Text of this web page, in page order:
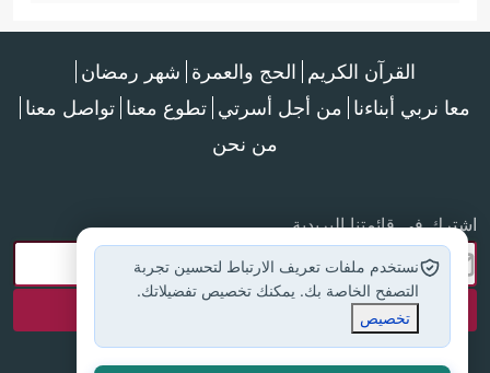
القرآن الكريم الحج والعمرة شهر رمضان
معا نربي أبناءنا من أجل أسرتي تطوع معنا تواصل معنا
من نحن
اشترك في قائمتنا البريدية
نستخدم ملفات تعريف الارتباط لتحسين تجربة
التصفح الخاصة بك. يمكنك تخصيص تفضيلاتك.
تخصيص